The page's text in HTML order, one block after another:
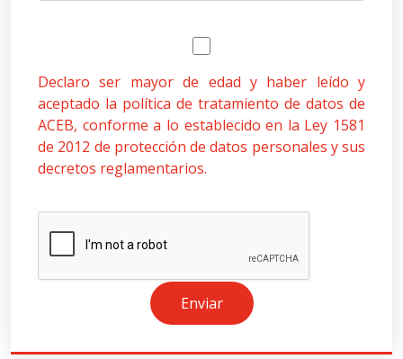
Declaro ser mayor de edad y haber leído y
aceptado la política de tratamiento de datos de
ACEB, conforme a lo establecido en la Ley 1581
de 2012 de protección de datos personales y sus
decretos reglamentarios.
Enviar